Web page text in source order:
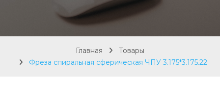
Главная
Товары
Фреза спиральная сферическая ЧПУ 3.175*3.175.22